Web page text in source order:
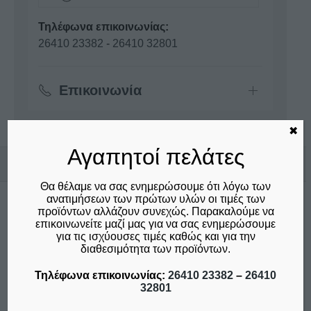
Τηλέφωνα επικοινωνίας:
26410 23382 - 26410 32801
Επικοινωνία
Σχετικά προϊόντα
Αυτό
πολλαπλές
Αγαπητοί πελάτες
Θα θέλαμε να σας ενημερώσουμε ότι λόγω των
ανατιμήσεων των πρώτων υλών οι τιμές των
προϊόντων αλλάζουν συνεχώς. Παρακαλούμε να
επικοινωνείτε μαζί μας για να σας ενημερώσουμε
για τις ισχύουσες τιμές καθώς και για την
διαθεσιμότητα των προϊόντων.
Τηλέφωνα επικοινωνίας: 26410 23382 – 26410
32801
✖